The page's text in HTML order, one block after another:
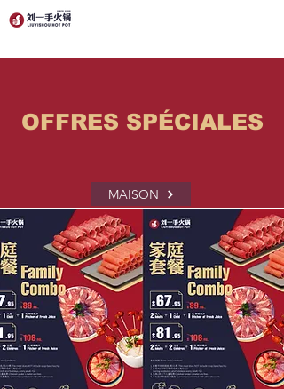
OFFRES SPÉCIALES
MAISON